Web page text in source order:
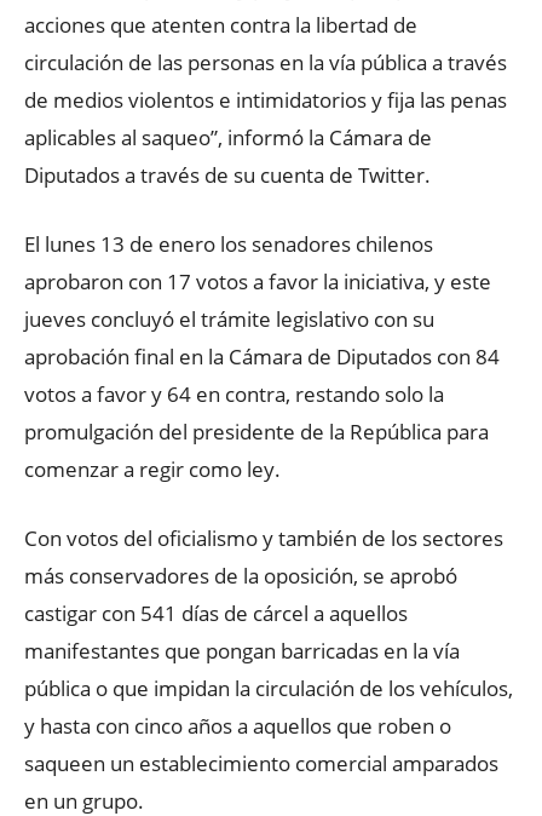
acciones que atenten contra la libertad de
circulación de las personas en la vía pública a través
de medios violentos e intimidatorios y fija las penas
aplicables al saqueo”, informó la Cámara de
Diputados a través de su cuenta de Twitter.
El lunes 13 de enero los senadores chilenos
aprobaron con 17 votos a favor la iniciativa, y este
jueves concluyó el trámite legislativo con su
aprobación final en la Cámara de Diputados con 84
votos a favor y 64 en contra, restando solo la
promulgación del presidente de la República para
comenzar a regir como ley.
Con votos del oficialismo y también de los sectores
más conservadores de la oposición, se aprobó
castigar con 541 días de cárcel a aquellos
manifestantes que pongan barricadas en la vía
pública o que impidan la circulación de los vehículos,
y hasta con cinco años a aquellos que roben o
saqueen un establecimiento comercial amparados
en un grupo.